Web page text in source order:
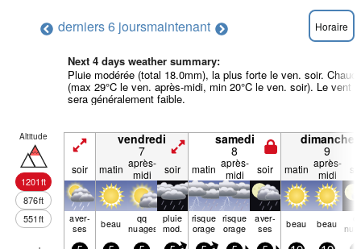
derniers 6 joursmaintenant Horaire
Next 4 days weather summary:
Pluie modérée (total 18.0mm), la plus forte le ven. soir. Chaud
(max 29°C le ven. après-midi, min 20°C le ven. soir). Le vent
sera généralement faible.
Altitude
1201ft
876ft
551ft
vendredi
7
samedi
8
dimanche
9
soir matin après-
midi
soir matin après-
midi
soir matin après-
midi
aver­
ses beau qq
nuages
pluie
mod.
risque
orage
risque
orage
aver­
ses beau beau